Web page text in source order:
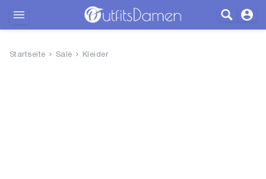
Startseite Sale Kleider